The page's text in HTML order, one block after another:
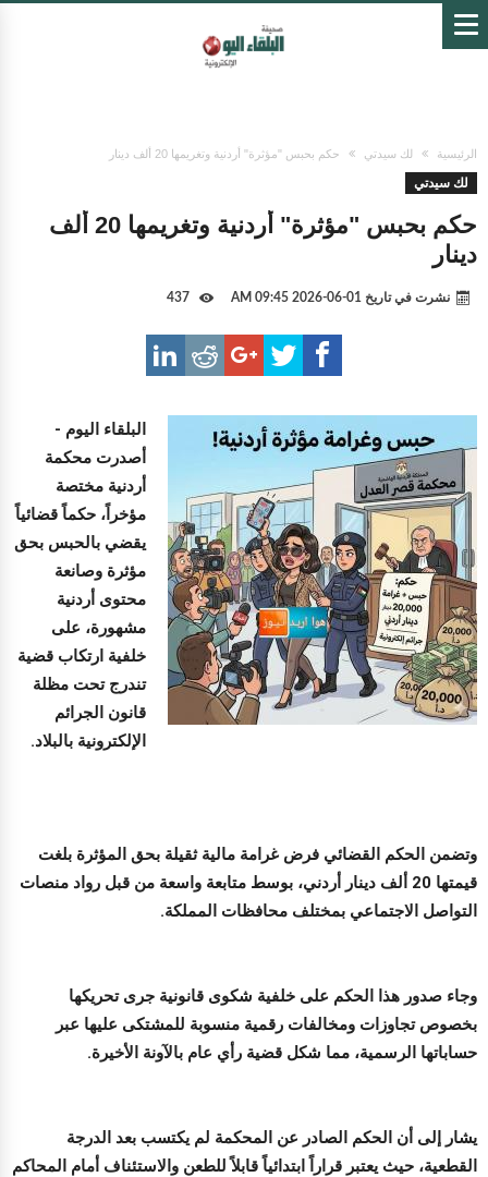
الرئيسية لك سيدتي حكم بحبس "مؤثرة" أردنية وتغريمها 20 ألف دينار
لك سيدتي
حكم بحبس "مؤثرة" أردنية وتغريمها 20 ألف
دينار
نشرت في تاريخ 01-06-2026 09:45 AM
البلقاء اليوم -
أصدرت محكمة
أردنية مختصة
مؤخراً، حكماً قضائياً
يقضي بالحبس بحق
مؤثرة وصانعة
محتوى أردنية
مشهورة، على
خلفية ارتكاب قضية
تندرج تحت مظلة
قانون الجرائم
الإلكترونية بالبلاد.
وتضمن الحكم القضائي فرض غرامة مالية ثقيلة بحق المؤثرة بلغت
قيمتها 20 ألف دينار أردني، بوسط متابعة واسعة من قبل رواد منصات
التواصل الاجتماعي بمختلف محافظات المملكة.
وجاء صدور هذا الحكم على خلفية شكوى قانونية جرى تحريكها
بخصوص تجاوزات ومخالفات رقمية منسوبة للمشتكى عليها عبر
حساباتها الرسمية، مما شكل قضية رأي عام بالآونة الأخيرة.
يشار إلى أن الحكم الصادر عن المحكمة لم يكتسب بعد الدرجة
القطعية، حيث يعتبر قراراً ابتدائياً قابلاً للطعن والاستئناف أمام المحاكم